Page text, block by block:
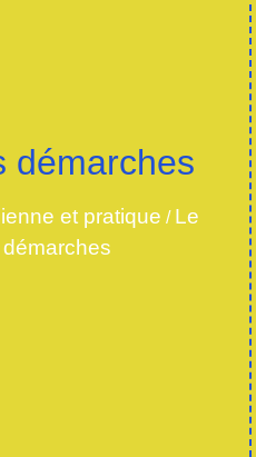
démarches
et pratique / Le